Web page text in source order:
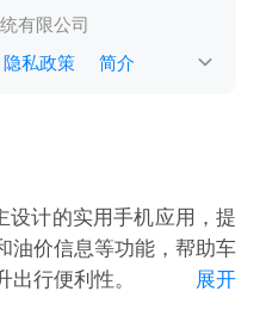
有限公司
隐私政策 简介
设计的实用手机应用，提
油价信息等功能，帮助车
行便利性。
展开